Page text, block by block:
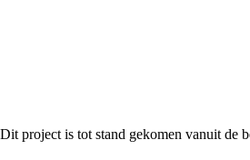
project is tot stand gekomen vanuit de